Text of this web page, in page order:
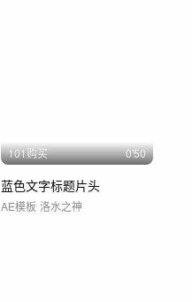
101购买 0'50
蓝色文字标题片头
AE模板 洛水之神